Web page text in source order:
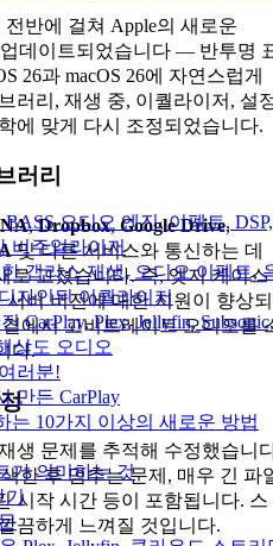
BASS 오디오 엔진, 이펙트, DSP,
비주얼라이저
한 갭리스 재생, 오디오 이펙트,
자인된 이퀄라이저
CarPlay, Plex, Jellyfin, Subsonic,
상도 오디오
러분!
만든 CarPlay
는 10가지 이상의 새로운 방법
가 의미하는 것
기
반에 걸쳐 Apple의 새로운
데이트되었습니다 — 반투명
26과 macOS 26에 자연스럽게
러리, 재생 중, 이퀄라이저, 설
에 맞게 다시 조정되었습니다.
러리
,Dropbox,Google Drive,
및 다른 서비스와 통신하는 데
로 고쳤습니다. 즉, 엣지 케이스
버 버전에 대한 지원이 향상되
에서 고비트레이트 오디오를
다.
생 문제를 추적해 수정했습니
한 후 멈추는 문제, 매우 긴 파
시작 시간 등이 포함됩니다. 스
끔하게 느껴질 것입니다.